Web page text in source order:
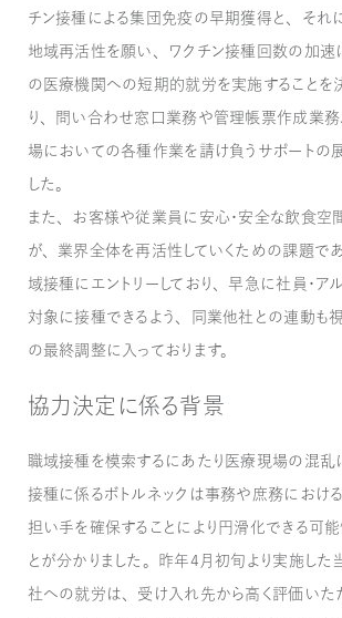
チン接種による集団免疫の早期獲得と、それ
地域再活性を願い、ワクチン接種回数の加速
の医療機関への短期的就労を実施することを
り、問い合わせ窓口業務や管理帳票作成業
場においての各種作業を請け負うサポートの
した。
また、お客様や従業員に安心・安全な飲食空
が、業界全体を再活性していくための課題で
域接種にエントリーしており、早急に社員・ア
対象に接種できるよう、同業他社との連動も
の最終調整に入っております。
協力決定に係る背景
職域接種を模索するにあたり医療現場の混乱
接種に係るボトルネックは事務や庶務におけ
担い手を確保することにより円滑化できる可能
とが分かりました。昨年4月初旬より実施した
社への就労は、受け入れ先から高く評価いた